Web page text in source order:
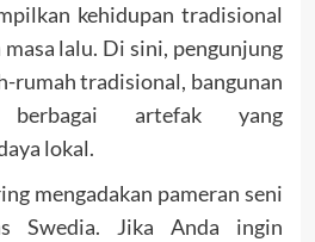
kehidupan tradisional
lalu. Di sini, pengunjung
rumah tradisional, bangunan
artefak yang
lokal.
mengadakan pameran seni
Swedia. Jika Anda ingin